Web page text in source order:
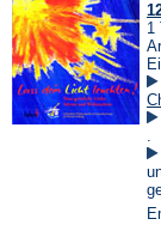
1
in
.